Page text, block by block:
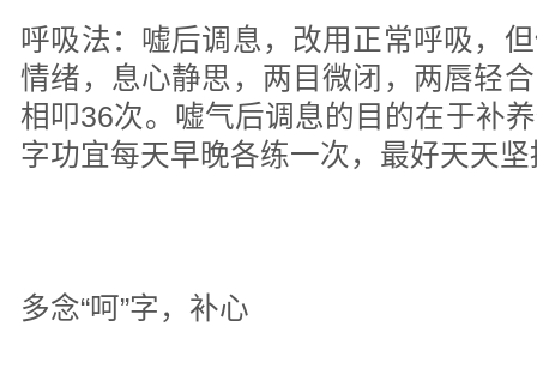
呼吸法：嘘后调息，改用正常呼吸，
情绪，息心静思，两目微闭，两唇轻
相叩36次。嘘气后调息的目的在于补
字功宜每天早晚各练一次，最好天天坚
多念“呵”字，补心